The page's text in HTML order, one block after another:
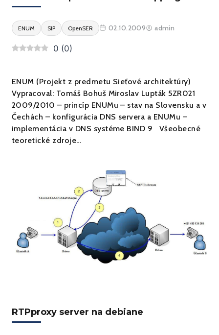
ENUM SIP OpenSER 02.10.2009 admin
0 (0)
ENUM (Projekt z predmetu Sieťové architektúry)
Vypracoval: Tomáš Bohuš Miroslav Lupták 5ZR021
2009/2010 – princíp ENUMu – stav na Slovensku a v
Čechách – konfigurácia DNS servera a ENUMu –
implementácia v DNS systéme BIND 9 Všeobecné
teoretické zdroje…
RTPproxy server na debiane